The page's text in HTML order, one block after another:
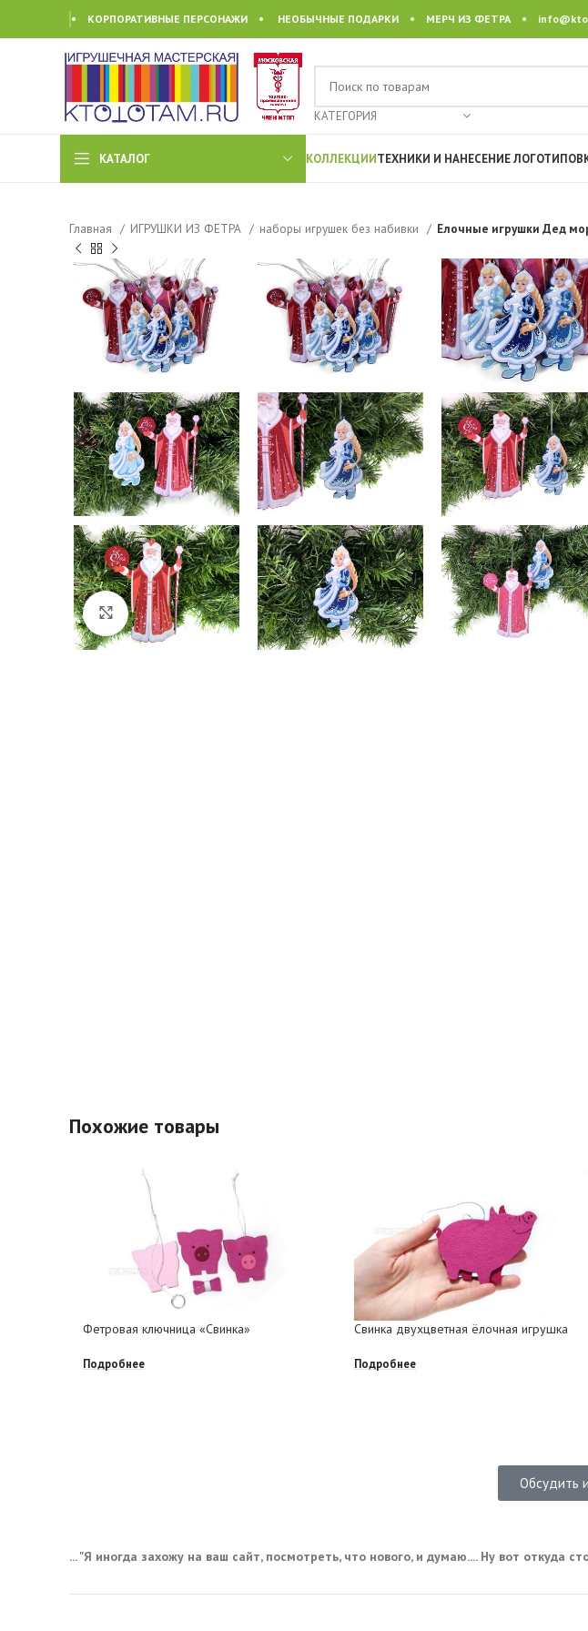
• КОРПОРАТИВНЫЕ ПЕРСОНАЖИ • НЕОБЫЧНЫЕ ПОДАРКИ • МЕРЧ ИЗ ФЕТРА •
КАТЕГОРИЯ
КАТАЛОГ КОЛЛЕКЦИИТЕХНИКИ И НАНЕСЕНИЕ ЛОГОТИПОВ
Главная ИГРУШКИ ИЗ ФЕТРА наборы игрушек без набивки Елочные игрушки Дед
Click to enlarge
Похожие товары
Фетровая ключница «Свинка»
Подробнее
Свинка двухцветная ёлочная игрушка
Подробнее
Обсудить
... "Я иногда захожу на ваш сайт, посмотреть, что нового, и думаю.... Ну вот откуда